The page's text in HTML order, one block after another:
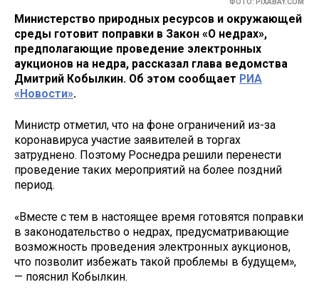
ФОТО: PIXABAY.COM
Министерство природных ресурсов и окружающей
среды готовит поправки в Закон «О недрах»,
предполагающие проведение электронных
аукционов на недра, рассказал глава ведомства
Дмитрий Кобылкин. Об этом сообщает РИА
«Новости».
Министр отметил, что на фоне ограничений из-за
коронавируса участие заявителей в торгах
затруднено. Поэтому Роснедра решили перенести
проведение таких мероприятий на более поздний
период.
«Вместе с тем в настоящее время готовятся поправки
в законодательство о недрах, предусматривающие
возможность проведения электронных аукционов,
что позволит избежать такой проблемы в будущем»,
— пояснил Кобылкин.